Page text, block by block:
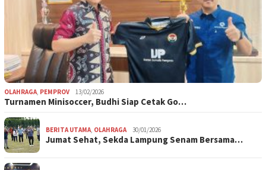
OLAHRAGA, PEMPROV 13/02/2026
Turnamen Minisoccer, Budhi Siap Cetak Go…
BERITA UTAMA, OLAHRAGA 30/01/2026
Jumat Sehat, Sekda Lampung Senam Bersama…